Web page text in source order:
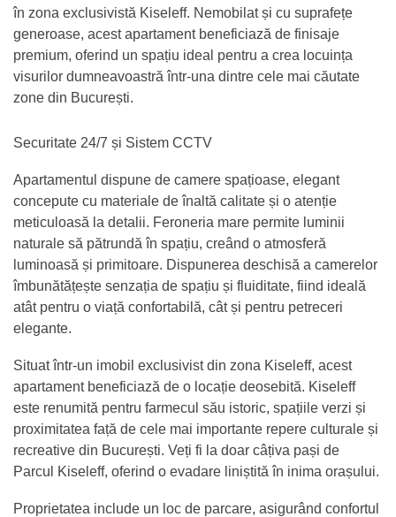
în zona exclusivistă Kiseleff. Nemobilat și cu suprafețe
generoase, acest apartament beneficiază de finisaje
premium, oferind un spațiu ideal pentru a crea locuința
visurilor dumneavoastră într-una dintre cele mai căutate
zone din București.
Securitate 24/7 și Sistem CCTV
Apartamentul dispune de camere spațioase, elegant
concepute cu materiale de înaltă calitate și o atenție
meticuloasă la detalii. Feroneria mare permite luminii
naturale să pătrundă în spațiu, creând o atmosferă
luminoasă și primitoare. Dispunerea deschisă a camerelor
îmbunătățește senzația de spațiu și fluiditate, fiind ideală
atât pentru o viață confortabilă, cât și pentru petreceri
elegante.
Situat într-un imobil exclusivist din zona Kiseleff, acest
apartament beneficiază de o locație deosebită. Kiseleff
este renumită pentru farmecul său istoric, spațiile verzi și
proximitatea față de cele mai importante repere culturale și
recreative din București. Veți fi la doar câțiva pași de
Parcul Kiseleff, oferind o evadare liniștită în inima orașului.
Proprietatea include un loc de parcare, asigurând confortul